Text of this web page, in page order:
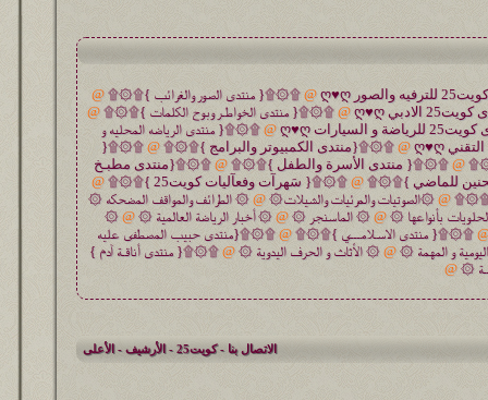
@ ۩۞۩{ منتدى الصور والغرائب }۩۞۩ @
@۩۞۩{ منتدى الخواطـر وبوح الكلمات }۩۞۩ @
@۩۞۩{ منتدى الرياضه المحليه و
@۩۞۩{منتدى الكمبيوتر والبرامج }۩۞۩ @۩۞۩{
@۩۞۩{ منتدى الأسرة والطفل }۩۞۩ @۩۞۩{منتدى مطبـخ
للماضي }۩۞۩ @ ۩۞۩{ سَهرآت وفعآليات كويت25 }۩۞۩
@
}۩۞۩ @۞الصوتيات والمرئيات والشيلات۞ @۞ الطرائف والمواقف المضحكه ۞
بأنواعها ۞ @۞ الماسنجر ۞ @۞ أخبار الرياضة العالمية ۞ @۞
۩۞۩{ منتدى الاسـلامـــي }۩۞۩ @۩۞۩{منتدى حبيب المصطفى عليه
و المهمة ۞ @۞ الأثاث و الحرف اليدوية ۞ @۩۞۩{ منتدى أناقـة آدم }
۞ @
الاتصال بنا -كويت25 -الأرشيف-الأعلى